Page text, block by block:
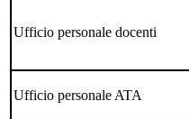
Ufficio personale docenti
Ufficio personale ATA